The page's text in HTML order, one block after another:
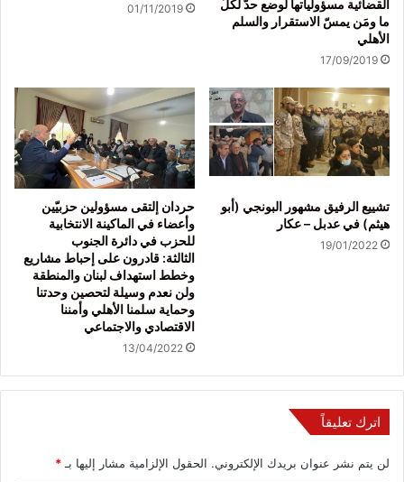
القضائية مسؤولياتها لوضع حدّ لكلّ
ما ومَن يمسّ الاستقرار والسلم
الأهلي
17/09/2019
01/11/2019
تشييع الرفيق مشهور البونجي (أبو
هيثم) في عدبل – عكار
19/01/2022
حردان إلتقى مسؤولين حزبيّين
وأعضاء في الماكينة الانتخابية
للحزب في دائرة الجنوب
الثالثة: قادرون على إحباط مشاريع
وخطط استهداف لبنان والمنطقة
ولن نعدم وسيلة لتحصين وحدتنا
وحماية سلمنا الأهلي وأمننا
الاقتصادي والاجتماعي
13/04/2022
اترك تعليقاً
لن يتم نشر عنوان بريدك الإلكتروني. الحقول الإلزامية مشار إليها بـ*